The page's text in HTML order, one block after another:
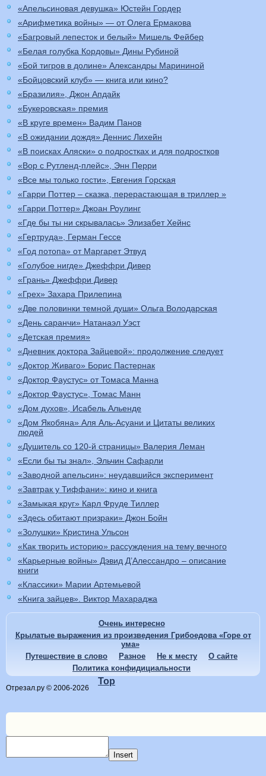
«Апельсиновая девушка» Юстейн Гордер
«Арифметика войны» — от Олега Ермакова
«Багровый лепесток и белый» Мишель Фейбер
«Белая голубка Кордовы» Дины Рубиной
«Бой тигров в долине» Александры Марининой
«Бойцовский клуб» — книга или кино?
«Бразилия», Джон Апдайк
«Букеровская» премия
«В круге времен» Вадим Панов
«В ожидании дождя» Деннис Лихейн
«В поисках Аляски» о подростках и для подростков
«Вор с Рутленд-плейс», Энн Перри
«Все мы только гости», Евгения Горская
«Гарри Поттер – сказка, перерастающая в триллер »
«Гарри Поттер» Джоан Роулинг
«Где бы ты ни скрывалась» Элизабет Хейнс
«Гертруда», Герман Гессе
«Год потопа» от Маргарет Этвуд
«Голубое нигде» Джеффри Дивер
«Грань» Джеффри Дивер
«Грех» Захара Прилепина
«Две половинки темной души» Ольга Володарская
«День саранчи» Натанаэл Уэст
«Детская премия»
«Дневник доктора Зайцевой»: продолжение следует
«Доктор Живаго» Борис Пастернак
«Доктор Фаустус» от Томаса Манна
«Доктор Фаустус», Томас Манн
«Дом духов», Исабель Альенде
«Дом Якобяна» Аля Аль-Асуани и Цитаты великих
людей
«Душитель со 120-й страницы» Валерия Леман
«Если бы ты знал», Эльчин Сафарли
«Заводной апельсин»: неудавшийся эксперимент
«Завтрак у Тиффани»: кино и книга
«Замыкая круг» Карл Фруде Тиллер
«Здесь обитают призраки» Джон Бойн
«Золушки» Кристина Ульсон
«Как творить историю» рассуждения на тему вечного
«Карьерные войны» Дэвид Д’Алессандро – описание
книги
«Классики» Марии Артемьевой
«Книга зайцев». Виктор Махараджа
Очень интересно
Крылатые выражения из произведения Грибоедова «Горе от
ума»
Путешествие в слово
Разное Не к месту
О сайте
Политика конфидициальности
Отрезал.ру © 2006-2026
Top
Insert